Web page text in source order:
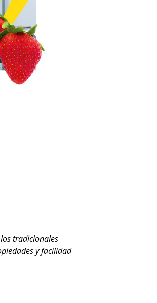
tradicionales
y facilidad